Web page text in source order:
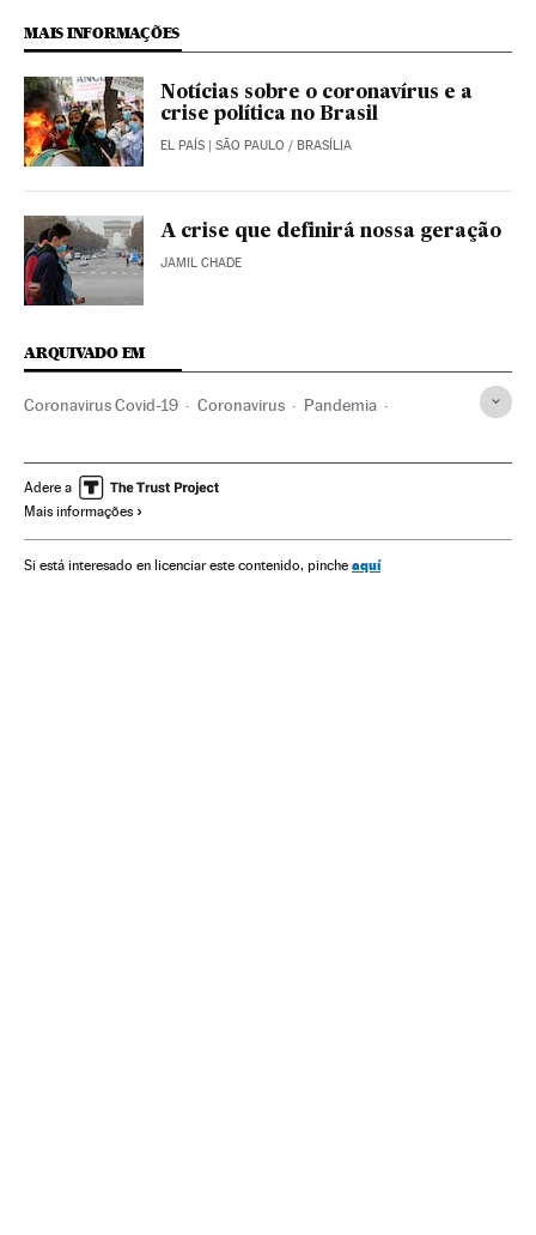
MAIS INFORMAÇÕES
Notícias sobre o coronavírus e a
crise política no Brasil
EL PAÍS | SÃO PAULO / BRASÍLIA
A crise que definirá nossa geração
JAMIL CHADE
ARQUIVADO EM
Coronavirus Covid-19 Coronavirus Pandemia
Saúde SARS Virologia
Adere a
Mais informações
Si está interesado en licenciar este contenido, pinche aquí